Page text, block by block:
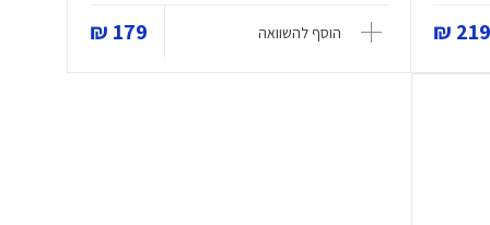
219 הוסף להשוואה 179 ₪